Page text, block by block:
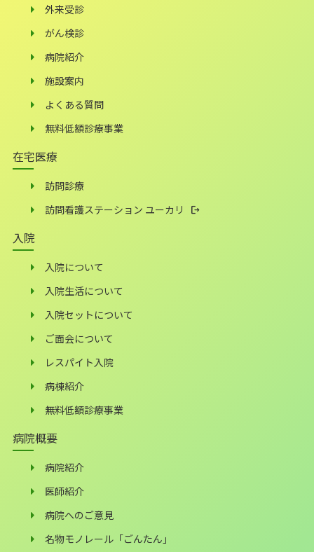
外来受診
がん検診
病院紹介
施設案内
よくある質問
無料低額診療事業
在宅医療
訪問診療
訪問看護ステーション ユーカリ
入院
入院について
入院生活について
入院セットについて
ご面会について
レスパイト入院
病棟紹介
無料低額診療事業
病院概要
病院紹介
医師紹介
病院へのご意見
名物モノレール「ごんたん」